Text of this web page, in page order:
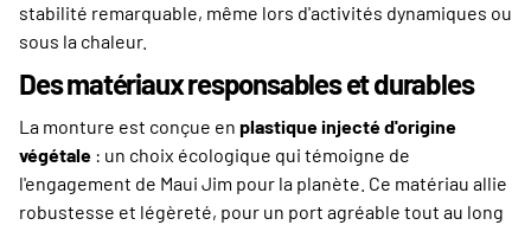
stabilité remarquable, même lors d'activités dynamiques ou
sous la chaleur.
Des matériaux responsables et durables
La monture est conçue en plastique injecté d'origine
végétale : un choix écologique qui témoigne de
l'engagement de Maui Jim pour la planète. Ce matériau allie
robustesse et légèreté, pour un port agréable tout au long